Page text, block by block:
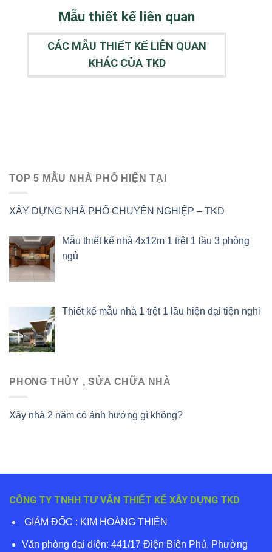
Mẫu thiết kế liên quan
CÁC MẪU THIẾT KẾ LIÊN QUAN
KHÁC CỦA TKD
TOP 5 MẪU NHÀ PHỐ HIỆN TẠI
XÂY DỰNG NHÀ PHỐ CHUYÊN NGHIỆP – TKD
Mẫu thiết kế nhà 4x12m 1 trệt 1 lầu 3 phòng
ngủ
Thiết kế mẫu nhà 1 trệt 1 lầu hiện đại tiện nghi
PHONG THỦY , SỬA CHỮA NHÀ
Xây nhà 2 năm có ảnh hưởng gì không?
CÔNG TY TNHH TƯ VẤN THIẾT KẾ XÂY DỰNG TKD
GIÁM ĐỐC : KIM HOÀNG THIỆN
Văn phòng đại diện: 441/17 Điện Biên Phủ, Phường